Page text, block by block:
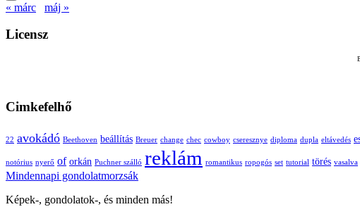
« márc máj »
Licensz
Cimkefelhő
22 avokádó Beethoven beállítás Breuer change chec cowboy cseresznye diploma dupla eltávedés
notórius nyerő of orkán Puchner szálló reklám romantikus ropogós set tutorial törés vasalva
Mindennapi gondolatmorzsák
Képek-, gondolatok-, és minden más!